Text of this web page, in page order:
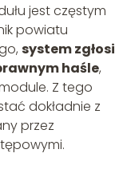
jest częstym
powiatu
system zgłosi
haśle,
Z tego
dokładnie z
przez